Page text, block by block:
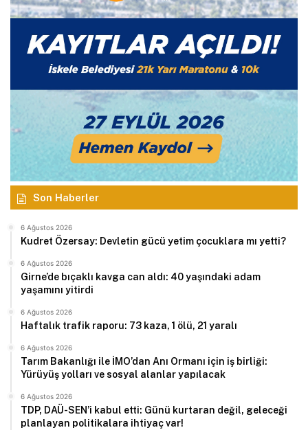
Son Haberler
6 Ağustos 2026
Kudret Özersay: Devletin gücü yetim çocuklara mı yetti?
6 Ağustos 2026
Girne’de bıçaklı kavga can aldı: 40 yaşındaki adam
yaşamını yitirdi
6 Ağustos 2026
Haftalık trafik raporu: 73 kaza, 1 ölü, 21 yaralı
6 Ağustos 2026
Tarım Bakanlığı ile İMO’dan Anı Ormanı için iş birliği:
Yürüyüş yolları ve sosyal alanlar yapılacak
6 Ağustos 2026
TDP, DAÜ-SEN’i kabul etti: Günü kurtaran değil, geleceği
planlayan politikalara ihtiyaç var!